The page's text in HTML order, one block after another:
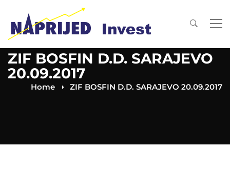
ZIF BOSFIN D.D. SARAJEVO
20.09.2017
Home ZIF BOSFIN D.D. SARAJEVO 20.09.2017